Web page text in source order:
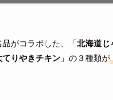
がコラボした、「 北海道じ
てりやきチキン 」の３種類が